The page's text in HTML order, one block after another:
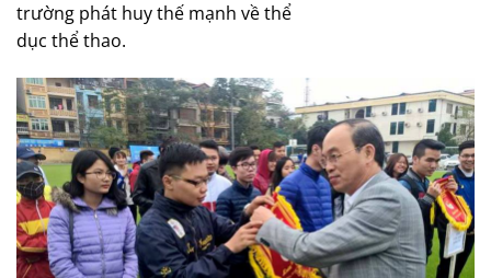
trường phát huy thế mạnh về thể
dục thể thao.